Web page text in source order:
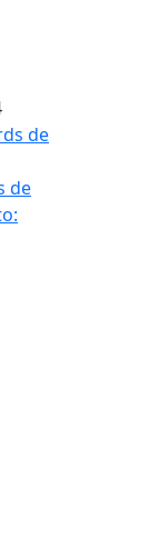
de Malgrat.
de